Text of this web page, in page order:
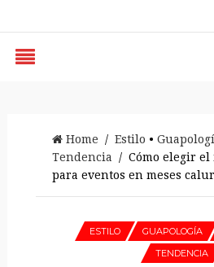
Home / Estilo •
Tendencia / Cómo elegir el
para eventos en meses
ESTILO GUAPOLOGÍA
TENDENCIA